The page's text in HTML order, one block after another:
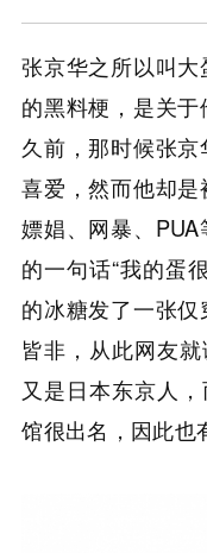
张京华之所以叫
的黑料梗，是关
久前，那时候张
喜爱，然而他却
嫖娼、网暴、
的一句话“我的蛋
的冰糖发了一张
皆非，从此网友
又是日本东京人
馆很出名，因此也